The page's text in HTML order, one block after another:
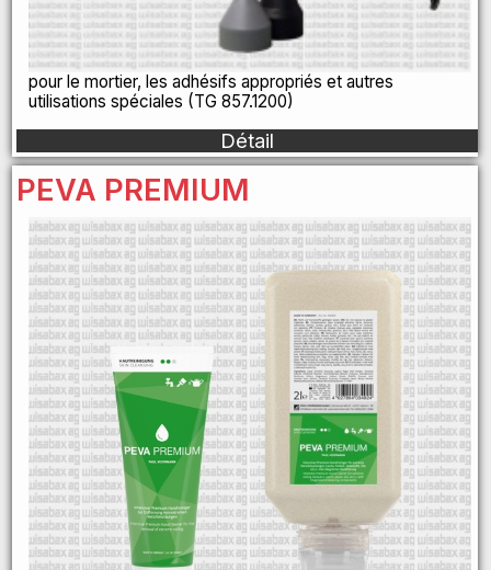
pour le mortier, les adhésifs appropriés et autres
utilisations spéciales (TG 857.1200)
Détail
PEVA PREMIUM